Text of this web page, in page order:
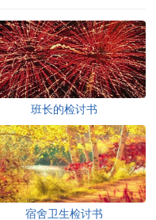
班长的检讨书
宿舍卫生检讨书